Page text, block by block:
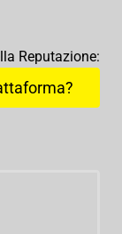
Reputazione: